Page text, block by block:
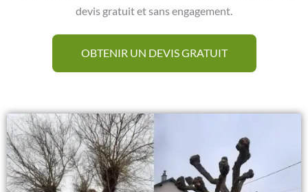
devis gratuit et sans engagement.
OBTENIR UN DEVIS GRATUIT